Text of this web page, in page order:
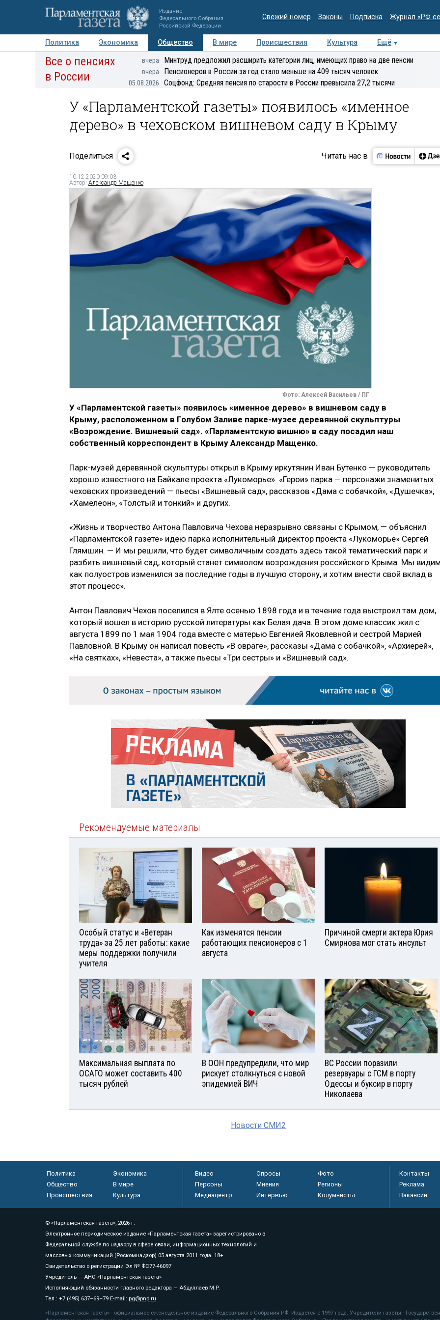
Издание
Федерального Собрания
Российской Федерации
Свежий номер Законы Подписка Журнал «РФ
Политика Экономика Общество В мире Происшествия Культура
Ещё
Авторы Персоны Мнения Регионы Медиацентр Интервью Колумнисты
Все о пенсиях
в России
вчера Минтруд предложил расширить категории лиц, имеющих право на две пенсии
вчера Пенсионеров в России за год стало меньше на 409 тысяч человек
05.08.2026 Соцфонд: Средняя пенсия по старости в России превысила 27,2 тысячи
У «Парламентской газеты» появилось «именное
дерево» в чеховском вишневом саду в Крыму
Поделиться Читать нас в
10.12.2020 09:03
Автор: Александр Мащенко
Фото: Алексей Васильев / ПГ
У «Парламентской газеты» появилось «именное дерево» в вишневом саду в
Крыму, расположенном в Голубом Заливе парке-музее деревянной скульптуры
«Возрождение. Вишневый сад». «Парламентскую вишню» в саду посадил наш
собственный корреспондент в Крыму Александр Мащенко.
Парк-музей деревянной скульптуры открыл в Крыму иркутянин Иван Бутенко — руководитель
хорошо известного на Байкале проекта «Лукоморье». «Герои» парка — персонажи знаменитых
чеховских произведений — пьесы «Вишневый сад», рассказов «Дама с собачкой», «Душечка»,
«Хамелеон», «Толстый и тонкий» и других.
«Жизнь и творчество Антона Павловича Чехова неразрывно связаны с Крымом, — объяснил
«Парламентской газете» идею парка исполнительный директор проекта «Лукоморье» Сергей
Глямшин. — И мы решили, что будет символичным создать здесь такой тематический парк и
разбить вишневый сад, который станет символом возрождения российского Крыма. Мы
как полуостров изменился за последние годы в лучшую сторону, и хотим внести свой вклад в
этот процесс».
Антон Павлович Чехов поселился в Ялте осенью 1898 года и в течение года выстроил там дом,
который вошел в историю русской литературы как Белая дача. В этом доме классик жил с
августа 1899 по 1 мая 1904 года вместе с матерью Евгенией Яковлевной и сестрой Марией
Павловной. В Крыму он написал повесть «В овраге», рассказы «Дама с собачкой», «Архиерей»,
«На святках», «Невеста», а также пьесы «Три сестры» и «Вишневый сад».
Рекомендуемые материалы
Особый статус и «Ветеран
труда» за 25 лет работы: какие
меры поддержки получили
учителя
Как изменятся пенсии
работающих пенсионеров с 1
августа
Причиной смерти актера Юрия
Смирнова мог стать инсульт
Максимальная выплата по
ОСАГО может составить 400
тысяч рублей
В ООН предупредили, что мир
рискует столкнуться с новой
эпидемией ВИЧ
ВС России поразили
резервуары с ГСМ в порту
Одессы и буксир в порту
Николаева
Новости СМИ2
Политика
Экономика
Общество
В мире
Происшествия
Культура
Видео Опросы
Фото
Персоны
Мнения
Регионы
Медиацентр
Интервью Колумнисты
Контакты
Реклама
Вакансии
© «Парламентская газета», 2026 г.
Электронное периодическое издание «Парламентская газета» зарегистрировано в
Федеральной службе по надзору в сфере связи, информационных технологий и
массовых коммуникаций (Роскомнадзор) 05 августа 2011 года. 18+
Свидетельство о регистрации Эл № ФС77-46097
Учредитель — АНО «Парламентская газета»
Исполняющий обязанности главного редактора — Абдуллаев М.Р.
Тел.: +7 (495) 637–69–79 E-mail: pg@pnp.ru
«Парламентская газета» - официальное еженедельное издание Федерального Собрания РФ. Издается с 1997 года. Учредители газеты -